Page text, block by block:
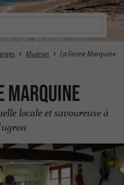
Mugron La Ferme Marquine
Marquine
locale et savoureuse à